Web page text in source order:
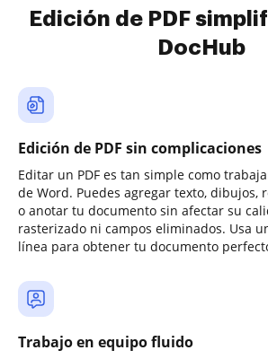
Edición de PDF
DocHub
Edición de PDF sin complicaciones
Editar un PDF es tan simple como
de Word. Puedes agregar texto, dibujos,
o anotar tu documento sin afectar su
rasterizado ni campos eliminados. Usa
línea para obtener tu documento
Trabajo en equipo fluido